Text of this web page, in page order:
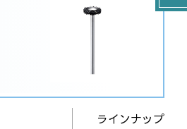
ラインナップ